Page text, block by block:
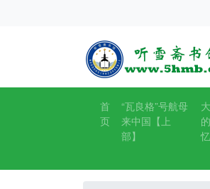
首
页
“瓦良格”号航母
来中国【上
部】
忆